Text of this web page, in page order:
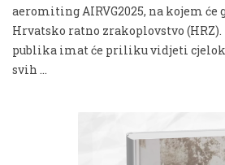
aeromiting AIRVG2025, na kojem
Hrvatsko ratno zrakoplovstvo
publika imat će priliku vidjeti
svih …